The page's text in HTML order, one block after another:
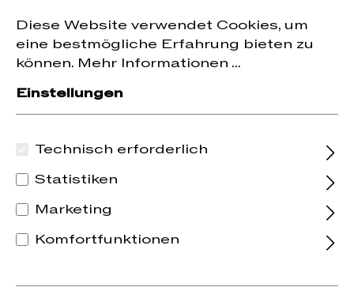
springen
auf die erste Bestellung erhalten.
Diese Website verwendet Cookies, um
eine bestmögliche Erfahrung bieten zu
können. Mehr Informationen ...
Einstellungen
Technisch erforderlich
Statistiken
Marketing
Komfortfunktionen